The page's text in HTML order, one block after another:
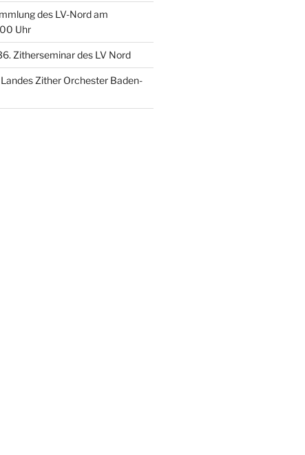
des LV-Nord am
Uhr
Zitherseminar des LV Nord
Zither Orchester Baden-